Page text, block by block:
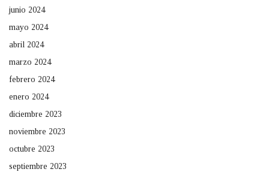
junio 2024
mayo 2024
abril 2024
marzo 2024
febrero 2024
enero 2024
diciembre 2023
noviembre 2023
octubre 2023
septiembre 2023